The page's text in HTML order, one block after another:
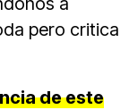
pero critica
de este